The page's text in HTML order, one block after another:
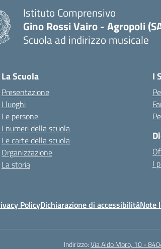
Istituto Comprensivo
Gino Rossi Vairo - Agropoli
Scuola ad indirizzo musicale
La Scuola
Presentazione
I luoghi
Le persone
I numeri della scuola
Le carte della scuola
Organizzazione
La storia
I
I
PolicyDichiarazione di accessibilitàNote
Indirizzo:Via Aldo Moro, 10 -